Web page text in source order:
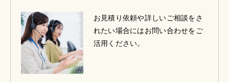
お見積り依頼や詳しいご相談をさ
れたい場合にはお問い合わせをご
活用ください。